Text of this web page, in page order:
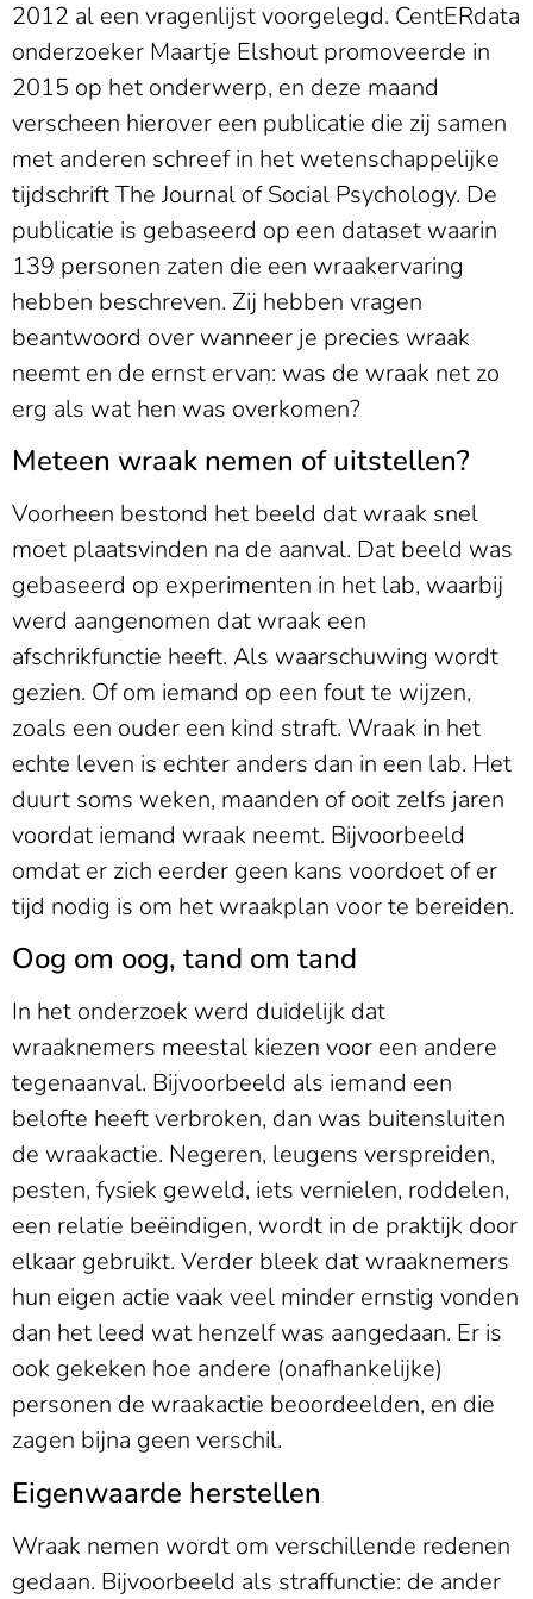
2012 al een vragenlijst voorgelegd. CentERdata
onderzoeker Maartje Elshout promoveerde in
2015 op het onderwerp, en deze maand
verscheen hierover een publicatie die zij samen
met anderen schreef in het wetenschappelijke
tijdschrift The Journal of Social Psychology. De
publicatie is gebaseerd op een dataset waarin
139 personen zaten die een wraakervaring
hebben beschreven. Zij hebben vragen
beantwoord over wanneer je precies wraak
neemt en de ernst ervan: was de wraak net zo
erg als wat hen was overkomen?
Meteen wraak nemen of uitstellen?
Voorheen bestond het beeld dat wraak snel
moet plaatsvinden na de aanval. Dat beeld was
gebaseerd op experimenten in het lab, waarbij
werd aangenomen dat wraak een
afschrikfunctie heeft. Als waarschuwing wordt
gezien. Of om iemand op een fout te wijzen,
zoals een ouder een kind straft. Wraak in het
echte leven is echter anders dan in een lab. Het
duurt soms weken, maanden of ooit zelfs jaren
voordat iemand wraak neemt. Bijvoorbeeld
omdat er zich eerder geen kans voordoet of er
tijd nodig is om het wraakplan voor te bereiden.
Oog om oog, tand om tand
In het onderzoek werd duidelijk dat
wraaknemers meestal kiezen voor een andere
tegenaanval. Bijvoorbeeld als iemand een
belofte heeft verbroken, dan was buitensluiten
de wraakactie. Negeren, leugens verspreiden,
pesten, fysiek geweld, iets vernielen, roddelen,
een relatie beëindigen, wordt in de praktijk door
elkaar gebruikt. Verder bleek dat wraaknemers
hun eigen actie vaak veel minder ernstig vonden
dan het leed wat henzelf was aangedaan. Er is
ook gekeken hoe andere (onafhankelijke)
personen de wraakactie beoordeelden, en die
zagen bijna geen verschil.
Eigenwaarde herstellen
Wraak nemen wordt om verschillende redenen
gedaan. Bijvoorbeeld als straffunctie: de ander